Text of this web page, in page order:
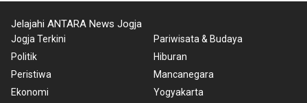
Jelajahi ANTARA News Jogja
Jogja Terkini
Politik
Peristiwa
Ekonomi
Pariwisata & Budaya
Hiburan
Mancanegara
Yogyakarta